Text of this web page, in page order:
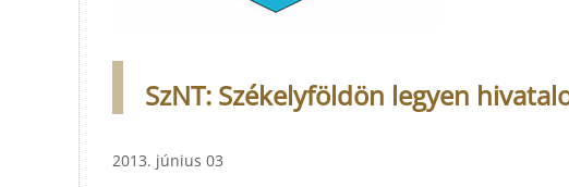
SzNT: Székelyföldön legyen
2013. június 03